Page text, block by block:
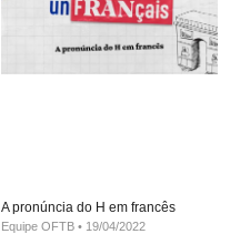
A pronúncia do H em francês
Equipe OFTB 19/04/2022